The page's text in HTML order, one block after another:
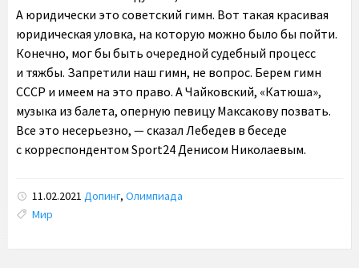
А юридически это советский гимн. Вот такая красивая
юридическая уловка, на которую можно было бы пойти.
Конечно, мог бы быть очередной судебный процесс
и тяжбы. Запретили наш гимн, не вопрос. Берем гимн
СССР и имеем на это право. А Чайковский, «Катюша»,
музыка из балета, оперную певицу Максакову позвать.
Все это несерьезно, — сказал Лебедев в беседе
с корреспондентом Sport24 Денисом Николаевым.
11.02.2021 Допинг, Олимпиада
Tags:
Мир